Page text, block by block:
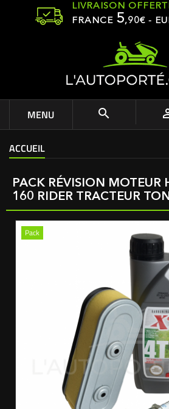
LIVRAISON
FRANCE 5,90€ -
MENU 
ACCUEIL
PACK RÉVISION MOTEUR
160 RIDER TRACTEUR
Pack